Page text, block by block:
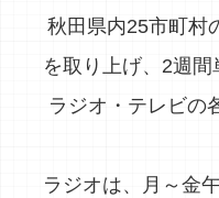
秋田県内25市町村
を取り上げ、2週
ラジオ・テレビの
ラジオは、月～金